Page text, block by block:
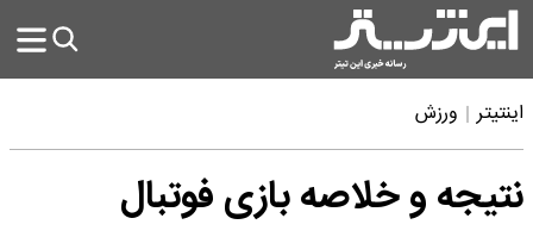
اینتیتر ورزش
نتیجه و خلاصه بازی فوتبال